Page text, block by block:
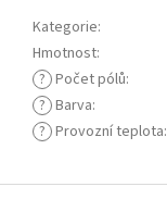
Kategorie:
Hmotnost:
? Počet pólů:
? Barva:
? Provozní teplota: